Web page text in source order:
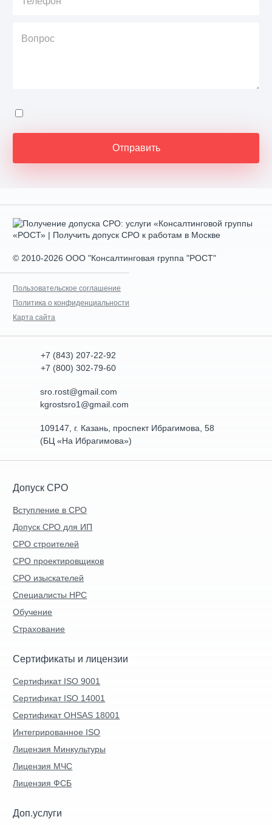
© 2010-2026 ООО "Консалтинговая группа "РОСТ"
Пользовательское соглашение
Политика о конфиденциальности
Карта сайта
+7 (843) 207-22-92
+7 (800) 302-79-60
sro.rost@gmail.com
kgrostsro1@gmail.com
109147, г. Казань, проспект Ибрагимова, 58
(БЦ «На Ибрагимова»)
Допуск СРО
Вступление в СРО
Допуск СРО для ИП
СРО строителей
СРО проектировщиков
СРО изыскателей
Специалисты НРС
Обучение
Страхование
Сертификаты и лицензии
Сертификат ISO 9001
Сертификат ISO 14001
Сертификат OHSAS 18001
Интегрированное ISO
Лицензия Минкультуры
Лицензия МЧС
Лицензия ФСБ
Доп.услуги